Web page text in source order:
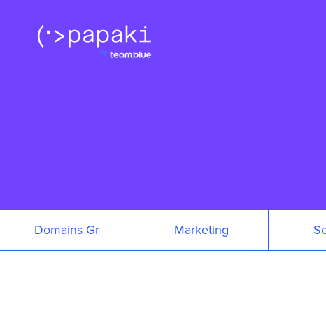
Domains Gr Marketing